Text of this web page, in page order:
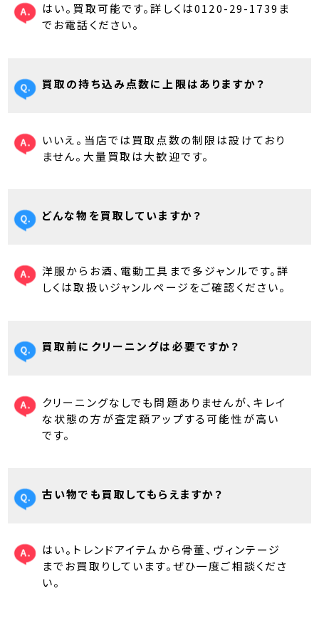
はい。買取可能です。詳しくは0120-29-1739ま
でお電話ください。
買取の持ち込み点数に上限はありますか？
いいえ。当店では買取点数の制限は設けており
ません。大量買取は大歓迎です。
どんな物を買取していますか？
洋服からお酒、電動工具まで多ジャンルです。詳
しくは取扱いジャンルページをご確認ください。
買取前にクリーニングは必要ですか？
クリーニングなしでも問題ありませんが、キレイ
な状態の方が査定額アップする可能性が高い
です。
古い物でも買取してもらえますか？
はい。トレンドアイテムから骨董、ヴィンテージ
までお買取りしています。ぜひ一度ご相談くださ
い。